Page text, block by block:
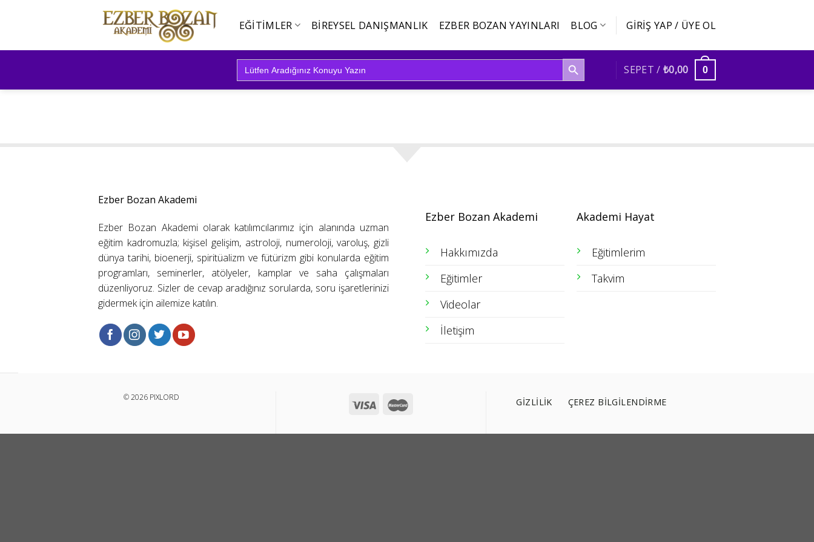
EĞITIMLER BIREYSEL DANIŞMANLIK EZBER BOZAN YAYINLARI BLOG GIRIŞ YAP / ÜYE OL
Search
for:
SEARCH BUTTON
SEPET / ₺0,00 0
Ezber Bozan Akademi
Ezber Bozan Akademi olarak katılımcılarımız için alanında uzman
eğitim kadromuzla; kişisel gelişim, astroloji, numeroloji, varoluş, gizli
dünya tarihi, bioenerji, spiritüalizm ve fütürizm gibi konularda eğitim
programları, seminerler, atölyeler, kamplar ve saha çalışmaları
düzenliyoruz. Sizler de cevap aradığınız sorularda, soru işaretlerinizi
gidermek için ailemize katılın.
Ezber Bozan Akademi
Hakkımızda
Eğitimler
Videolar
İletişim
Akademi Hayat
Eğitimlerim
Takvim
© 2026 PIXLORD GİZLİLİK ÇEREZ BİLGİLENDİRME